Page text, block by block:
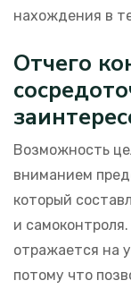
нахождения в
Отчего
Возможность
вниманием
который
и
отражается на
потому что